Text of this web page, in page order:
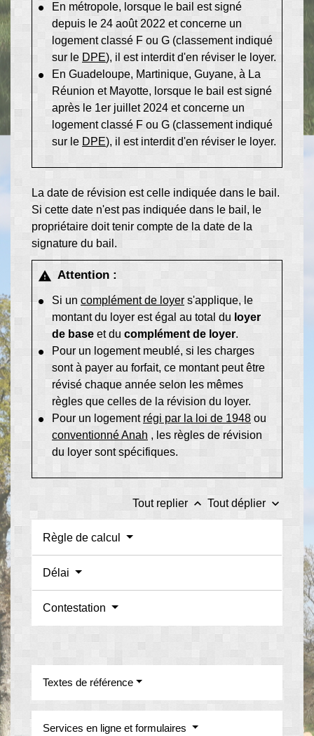
En métropole, lorsque le bail est signé
depuis le 24 août 2022 et concerne un
logement classé F ou G (classement indiqué
sur le DPE), il est interdit d'en réviser le loyer.
En Guadeloupe, Martinique, Guyane, à La
Réunion et Mayotte, lorsque le bail est signé
après le 1er juillet 2024 et concerne un
logement classé F ou G (classement indiqué
sur le DPE), il est interdit d'en réviser le loyer.
La date de révision est celle indiquée dans le bail.
Si cette date n'est pas indiquée dans le bail, le
propriétaire doit tenir compte de la date de la
signature du bail.
warning Attention :
Si un complément de loyer s'applique, le
montant du loyer est égal au total du loyer
de base et du complément de loyer.
Pour un logement meublé, si les charges
sont à payer au forfait, ce montant peut être
révisé chaque année selon les mêmes
règles que celles de la révision du loyer.
Pour un logement régi par la loi de 1948 ou
conventionné Anah , les règles de révision
du loyer sont spécifiques.
Tout replier keyboard_arrow_up Tout déplier keyboard_arrow_down
Règle de calcul
Délai
Contestation
Textes de référence
Services en ligne et formulaires